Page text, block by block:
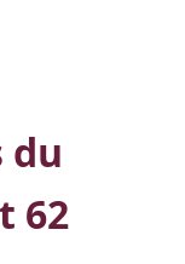
du
62